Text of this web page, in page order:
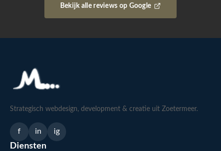
Bekijk alle reviews op Google
Strategisch webdesign, development & creatie uit Zoetermeer.
f in ig
Diensten